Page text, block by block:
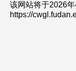
该网站将于2026
https://